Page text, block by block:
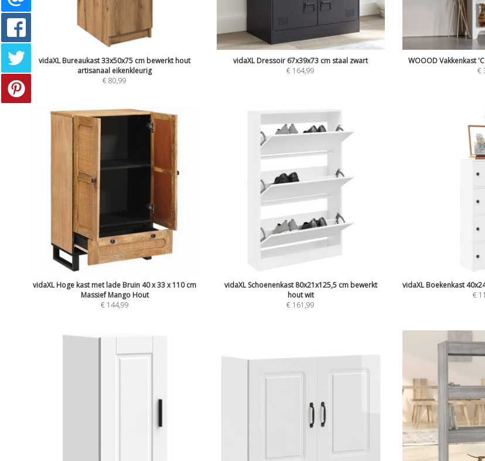
vidaXL Bureaukast 33x50x75 cm bewerkt hout
artisanaal eikenkleurig
€80,99
vidaXL Dressoir 67x39x73 cm staal zwart
€ 164,99
WOOOD Vakkenkast
€
vidaXL Hoge kast met lade Bruin 40 x 33 x 110 cm
Massief Mango Hout
€ 144,99
vidaXL Schoenenkast 80x21x125,5 cm bewerkt
hout wit
€ 161,99
vidaXL Boekenkast
€